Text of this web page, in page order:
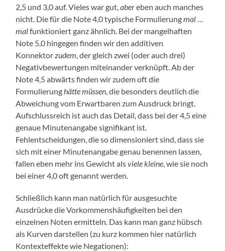
2,5 und 3,0 auf. Vieles war gut,abereben auch manches
nicht. Die für die Note 4,0 typische Formulierungmal …
malfunktioniert ganz ähnlich. Bei der mangelhaften
Note 5,0 hingegen finden wir den additiven
Konnektor zudem , der gleich zwei (oder auch drei)
Negativbewertungen miteinander verknüpft. Ab der
Note 4,5 abwärts finden wir zudem oft die
Formulierung hätte müssen , die besonders deutlich die
Abweichung vom Erwartbaren zum Ausdruck bringt.
Aufschlussreich ist auch das Detail, dass bei der 4,5 eine
genaue Minutenangabe signifikant ist.
Fehlentscheidungen, die so dimensioniert sind, dass sie
sich mit einer Minutenangabe genau benennen lassen,
fallen eben mehr ins Gewicht alsviele kleine , wie sie noch
bei einer 4,0 oft genannt werden.
Schließlich kann man natürlich für ausgesuchte
Ausdrücke die Vorkommenshäufigkeiten bei den
einzelnen Noten ermitteln. Das kann man ganz hübsch
als Kurven darstellen (zu kurz kommen hier natürlich
Kontexteffekte wie Negationen):